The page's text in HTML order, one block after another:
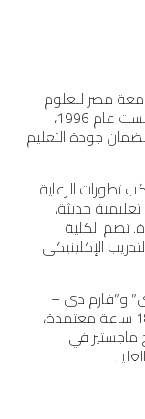
مصر للعلوم
والتكنولوجيا، من أعرق كليات الجامعة، تأسست عام 1996،
جودة التعليم
تطورات الرعاية
حديثة،
تضم الكلية
الإكلينيكي
و”فارم دي –
صيدلة إكلينيكية”، ويشترط للتخرج إتمام 181 ساعة معتمدة،
ماجستير في